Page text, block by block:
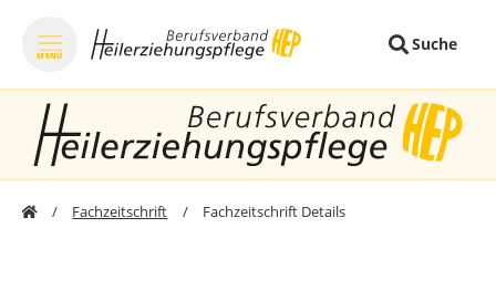
MENÜ
Suche
zum Inhalt springen
Fachzeitschrift Fachzeitschrift Details